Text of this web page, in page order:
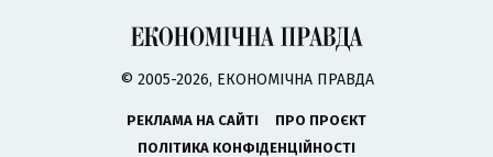
© 2005-2026, ЕКОНОМІЧНА ПРАВДА
РЕКЛАМА НА САЙТІ
ПРО ПРОЄКТ
ПОЛІТИКА КОНФІДЕНЦІЙНОСТІ